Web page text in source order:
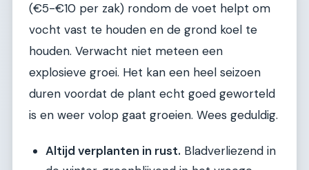
(€5-€10 per zak) rondom de voet helpt om
vocht vast te houden en de grond koel te
houden. Verwacht niet meteen een
explosieve groei. Het kan een heel seizoen
duren voordat de plant echt goed geworteld
is en weer volop gaat groeien. Wees geduldig.
Altijd verplanten in rust. Bladverliezend in